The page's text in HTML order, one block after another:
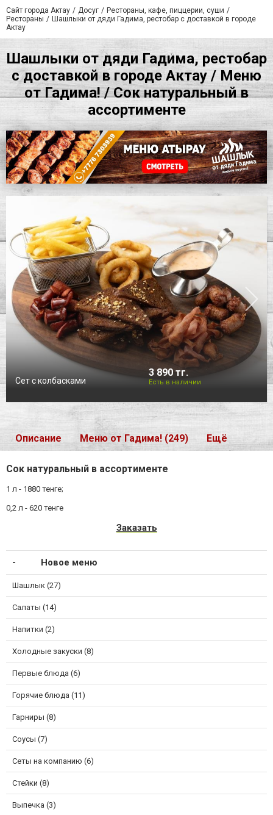
Сайт города Актау Досуг
Рестораны, кафе, пиццерии, суши
Рестораны
Шашлыки от дяди Гадима, рестобар с доставкой в городе
Актау
Шашлыки от дяди Гадима, рестобар
с доставкой в городе Актау / Меню
от Гадима! / Сок натуральный в
ассортименте
Сет с колбасками
3 890 тг.
Есть в наличии
Описание Меню от Гадима! (249) Ещё
Сок натуральный в ассортименте
1 л - 1880 тенге;
0,2 л - 620 тенге
Заказать
Новое меню
Шашлык (27)
Салаты (14)
Напитки (2)
Холодные закуски (8)
Первые блюда (6)
Горячие блюда (11)
Гарниры (8)
Соусы (7)
Сеты на компанию (6)
Стейки (8)
Выпечка (3)